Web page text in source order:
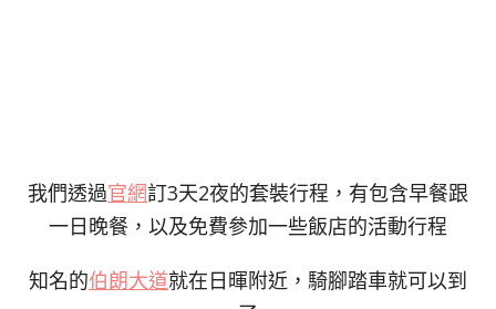
我們透過官網訂3天2夜的套裝行程，有包含早餐跟
一日晚餐，以及免費參加一些飯店的活動行程
知名的伯朗大道就在日暉附近，騎腳踏車就可以到